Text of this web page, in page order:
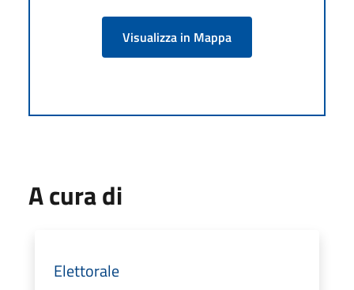
Visualizza in Mappa
A cura di
Elettorale